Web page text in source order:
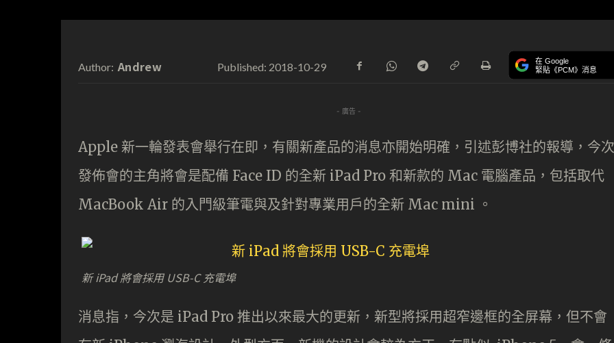
Author: Andrew Published: 2018-10-29 在 Google
緊貼《PCM》消息
- 廣告 -
Apple 新一輪發表會舉行在即，有關新產品的消息亦開始明確，引述彭博社的報導，今次
發佈會的主角將會是配備 Face ID 的全新 iPad Pro 和新款的 Mac 電腦產品，包括取代
MacBook Air 的入門級筆電與及針對專業用戶的全新 Mac mini 。
新 iPad 將會採用 USB-C 充電埠
消息指，今次是 iPad Pro 推出以來最大的更新，新型將採用超窄邊框的全屏幕，但不會